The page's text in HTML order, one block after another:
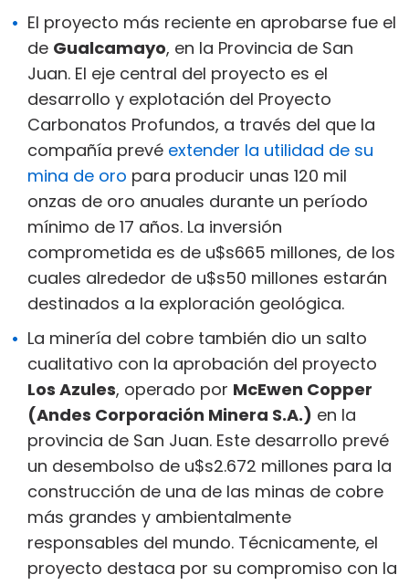
El proyecto más reciente en aprobarse fue el
de Gualcamayo, en la Provincia de San
Juan. El eje central del proyecto es el
desarrollo y explotación del Proyecto
Carbonatos Profundos, a través del que la
compañía prevé extender la utilidad de su
mina de oro para producir unas 120 mil
onzas de oro anuales durante un período
mínimo de 17 años. La inversión
comprometida es de u$s665 millones, de los
cuales alrededor de u$s50 millones estarán
destinados a la exploración geológica.
La minería del cobre también dio un salto
cualitativo con la aprobación del proyecto
Los Azules, operado por McEwen Copper
(Andes Corporación Minera S.A.) en la
provincia de San Juan. Este desarrollo prevé
un desembolso de u$s2.672 millones para la
construcción de una de las minas de cobre
más grandes y ambientalmente
responsables del mundo. Técnicamente, el
proyecto destaca por su compromiso con la